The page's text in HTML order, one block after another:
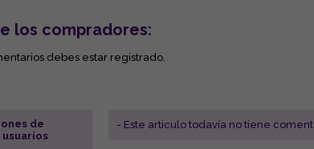
los compradores:
debes estar registrado.
de
- Este articulo todavía no tiene